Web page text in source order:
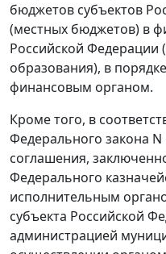
бюджетов субъектов
(местных бюджетов) в
Российской Федерации
образования), в
финансовым органом.
Кроме того, в
Федерального закона
соглашения,
Федерального
исполнительным
субъекта Российской
администрацией